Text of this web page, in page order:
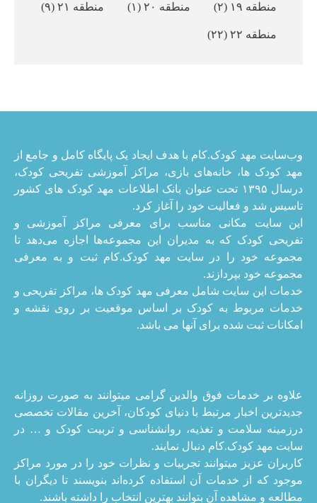
منطقه ۱۹ (۲) منطقه ۲۰ (۱) منطقه ۲۱ (۹)
منطقه ۲۲ (۲۲)
وب‌سایت مهد کودک.کام با هدف ایجاد یک پایگاه کامل و جامع از
مهد کودک ها، خانه‌های بازی، مراکز آموزشی تفریحی کودک،
درسال ۱۳۹۵ تحت عنوان بانک اطلاعات مهد کودک های کشور
تاسیس شد و فعالیت خود را آغاز کرد.
این سایت مکانی مناسب برای معرفی مراکز آموزشی و
تفریحی کودک که به مدیران این مجموعه‌ها اجازه می‌دهد تا
مجموعه خود را در سایت مهد کودک.کام ثبت و به معرفی
مجموعه خود بپردازند.
خدمات این سایت شامل معرفی مهد کودک ها، مراکز تفریحی و
خدمات مربوط به کودک بر اساس موقعیت بر روی نقشه و
امکانات ثبت شده برای آنها می باشد.
علاوه بر خدمات فوق والدین گرامی میتوانند به صورت روزانه
جدیدترین اخبار مرتبط با دنیای کودکان، آخرین مقالات تخصصی
درزمینه سلامت و تغذیه، روانشناسی و تربیت کودک و … در
سایت مهد کودک.کام دنبال نمایند.
کاربران عزیز میتوانند تجربیات و نظرات خود را در مورد مراکز
موجود که از خدمات آن استفاده کرده‌اند بنویسند تا دیگران با
مطالعه و مشاهده آن بتوانند بهترین انتخاب را داشته باشند.